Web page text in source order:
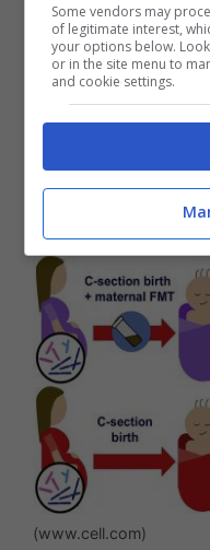
LEGGI ANCHE:
VISITE
(www.cell.com)
Some vendors may
of legitimate interest,
your options below.
or in the site menu to
and cookie settings.